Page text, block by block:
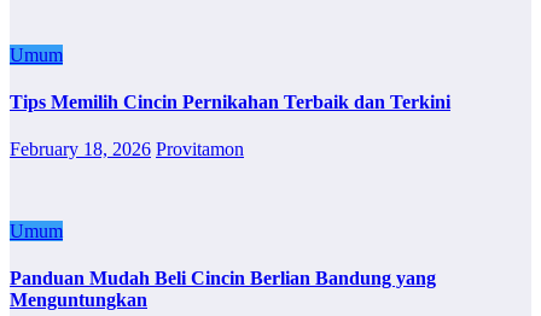
Umum
Tips Memilih Cincin Pernikahan Terbaik dan Terkini
February 18, 2026 Provitamon
Umum
Panduan Mudah Beli Cincin Berlian Bandung yang
Menguntungkan